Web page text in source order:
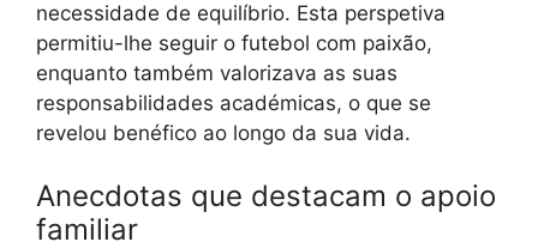
necessidade de equilíbrio. Esta perspetiva
permitiu-lhe seguir o futebol com paixão,
enquanto também valorizava as suas
responsabilidades académicas, o que se
revelou benéfico ao longo da sua vida.
Anecdotas que destacam o apoio
familiar